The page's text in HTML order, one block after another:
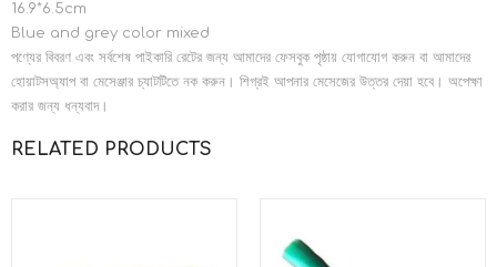
16.9*6.5cm
Blue and grey color mixed
পণ্যের বিবরণ এবং সর্বশেষ পাইকারি রেটের জন্য আমাদের ফেসবুক পৃষ্ঠায় যোগাযোগ করুন বা আমাদের
হোয়াটসঅ্যাপ বা মেসেঞ্জার চ্যাটটিতে নক করুন। শিগ্রই আপনার মেসেজের উত্তর দেয়া হবে। অপেক্ষা
করার জন্য ধন্যবাদ।
RELATED PRODUCTS